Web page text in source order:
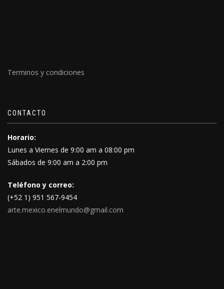
Terminos y condiciones
CONTACTO
Horario:
Lunes a Viernes de 9:00 am a 08:00 pm
Sábados de 9:00 am a 2:00 pm
Teléfono y correo:
(+52 1) 951 567-9454
arte.mexico.enelmundo@gmail.com